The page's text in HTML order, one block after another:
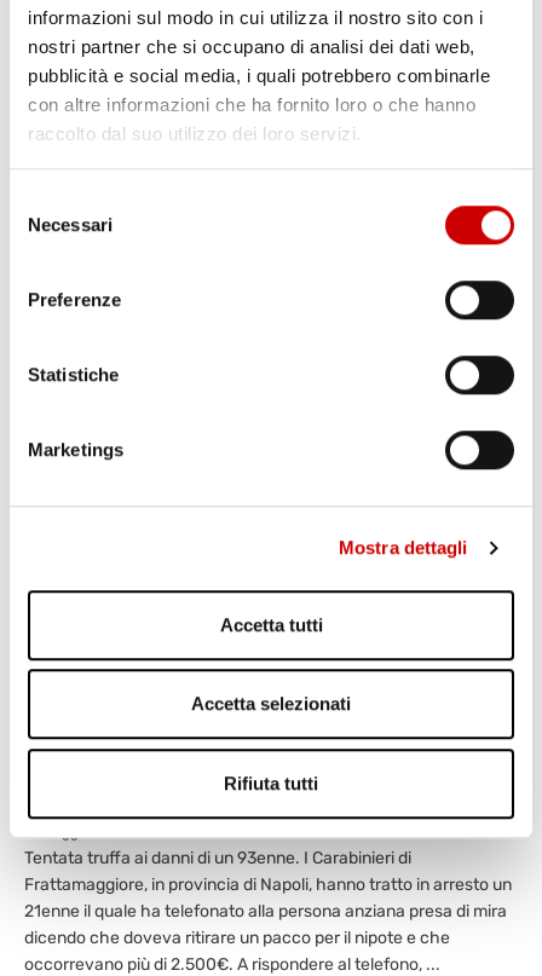
informazioni sul modo in cui utilizza il nostro sito con i
nostri partner che si occupano di analisi dei dati web,
pubblicità e social media, i quali potrebbero combinarle
con altre informazioni che ha fornito loro o che hanno
raccolto dal suo utilizzo dei loro servizi.
delNecessari
Preferenze
Statistiche
Marketings
Mostra dettagli
Accetta tutti
Accetta selezionati
Rifiuta tutti
FEDELE: “CAVANI IL MIGLIOR ATTACCANTE
DELL’ERA DE LAURENTIIS. OSIMHEN? E’
SCOORDINATO, MA HA ENTUSIASMO E
CORAGGIO”
Pasquale Tina
19 Maggio 2021
Champions League? Già fatto. Il Napoli in questo momento è la
squadra che gioca meglio, il Verona non ha grandi motivazioni.
Leggi articolo
TENTATA TRUFFA A NOVANTATREENNE:
ARRESTATO GIOVANE DI 21 ANNI
Tentata truffa ai danni di un 93enne. I Carabinieri di
Frattamaggiore, in provincia di Napoli, hanno tratto in arresto un
21enne il quale ha telefonato alla persona anziana presa di mira
dicendo che doveva ritirare un pacco per il nipote e che
occorrevano più di 2.500€. A rispondere al telefono, ...